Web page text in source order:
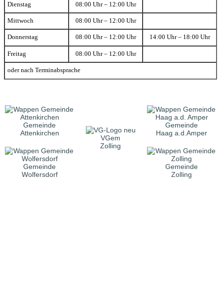
Dienstag 08:00 Uhr – 12:00 Uhr
Mittwoch 08:00 Uhr – 12:00 Uhr
Donnerstag 08:00 Uhr – 12:00 Uhr 14:00 Uhr – 18:00 Uhr
Freitag 08:00 Uhr – 12:00 Uhr
oder nach Terminabsprache
Gemeinde
Attenkirchen
VGem
Zolling
Gemeinde
Haag a.d.Amper
Gemeinde
Wolfersdorf
Gemeinde
Zolling